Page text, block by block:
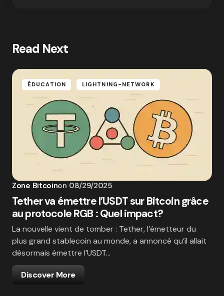
Read Next
ÉDUCATION LIGHTNING-NETWORK
Zone Bitcoinon 08/29/2025
Tether va émettre l’USDT sur Bitcoin grâce
au protocole RGB : Quel impact?
La nouvelle vient de tomber : Tether, l’émetteur du
plus grand stablecoin au monde, a annoncé qu’il allait
désormais émettre l’USDT…
Discover More